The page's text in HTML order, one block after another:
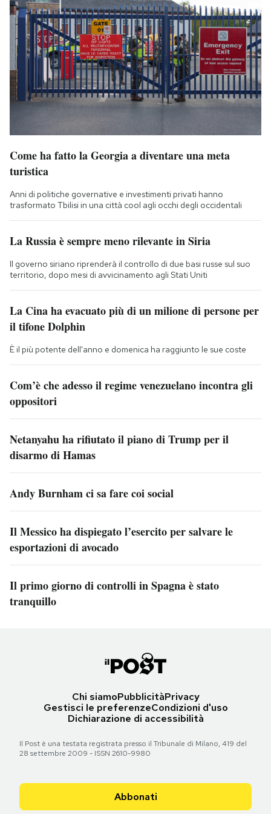
Come ha fatto la Georgia a diventare una meta
turistica
Anni di politiche governative e investimenti privati hanno
trasformato Tbilisi in una città cool agli occhi degli occidentali
La Russia è sempre meno rilevante in Siria
Il governo siriano riprenderà il controllo di due basi russe sul suo
territorio, dopo mesi di avvicinamento agli Stati Uniti
La Cina ha evacuato più di un milione di persone per
il tifone Dolphin
È il più potente dell'anno e domenica ha raggiunto le sue coste
Com’è che adesso il regime venezuelano incontra gli
oppositori
Netanyahu ha rifiutato il piano di Trump per il
disarmo di Hamas
Andy Burnham ci sa fare coi social
Il Messico ha dispiegato l’esercito per salvare le
esportazioni di avocado
Il primo giorno di controlli in Spagna è stato
tranquillo
Chi siamoPubblicitàPrivacy
Gestisci le preferenzeCondizioni d'uso
Dichiarazione di accessibilità
Il Post è una testata registrata presso il Tribunale di Milano, 419 del
28 settembre 2009 - ISSN 2610-9980
Abbonati